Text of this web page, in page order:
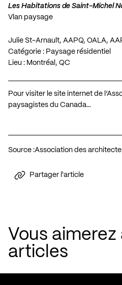
Les Habitations de Saint-Michel
Vlan paysage
Julie St-Arnault, AAPQ, OALA,
Catégorie : Paysage résidentiel
Lieu : Montréal, QC
Pour visiter le site internet de
paysagistes du Canada…
Source :Association des
Partager l'article
Vous aimerez
articles